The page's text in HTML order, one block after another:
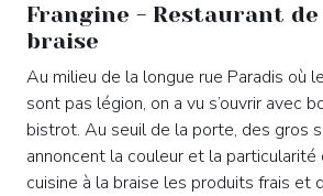
Frangine - Restaurant
braise
Au milieu de la longue rue Paradis où
sont pas légion, on a vu s’ouvrir avec
bistrot. Au seuil de la porte, des gros
annoncent la couleur et la particularité
cuisine à la braise les produits frais et